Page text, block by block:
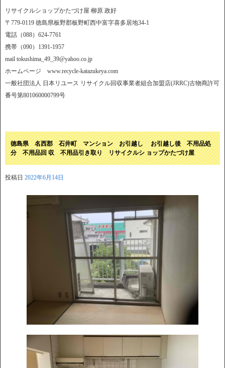
リサイクルショップかたづけ屋 柳原 政好
〒779-0119 徳島県板野郡板野町西中富字喜多居地34-1
電話（088）624-7761
携帯（090）1391-1957
mail tokushima_49_39@yahoo.co.jp
ホームページ www.recycle-katazukeya.com
一般社団法人 日本リユース リサイクル回収事業者組合加盟店(JRRC)古物商許可
番号第801060000799号
徳島県 名西郡 石井町 マンション お引越し お引越し後 不用品処
分 不用品回 収 不用品引き取り リサイクルシ ョップかたづけ屋
投稿日 2022年6月14日